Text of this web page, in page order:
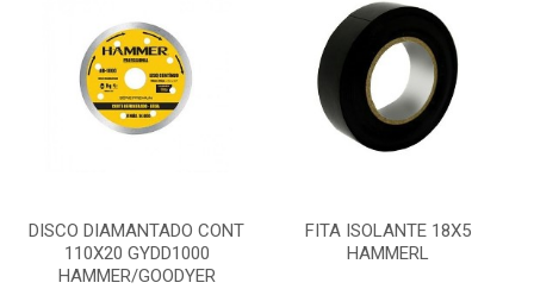
DISCO DIAMANTADO CONT
110X20 GYDD1000
HAMMER/GOODYER
FITA ISOLANTE 18X5
HAMMERL